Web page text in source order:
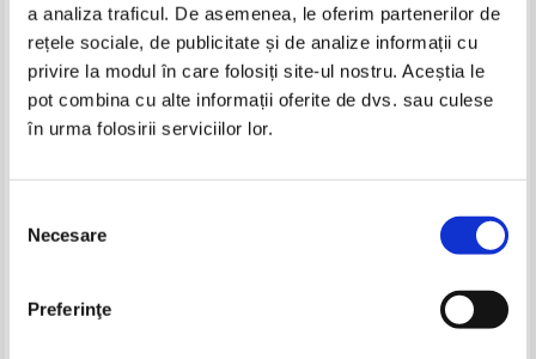
a analiza traficul. De asemenea, le oferim partenerilor de
rețele sociale, de publicitate și de analize informații cu
privire la modul în care folosiți site-ul nostru. Aceștia le
pot combina cu alte informații oferite de dvs. sau culese
în urma folosirii serviciilor lor.
consimțământului
Necesare
Preferinţe
Victor Suvorov - Principiile
spionajului
Pret:40,00 Lei
Adaugă în coș
Nicolae Iorga - Opere
Pret:45,00Lei 22,50 Lei
Adaugă în coș
-35%